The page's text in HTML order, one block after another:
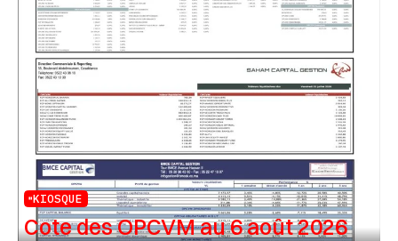
KIOSQUE
Cote des OPCVM au 6 août 2026